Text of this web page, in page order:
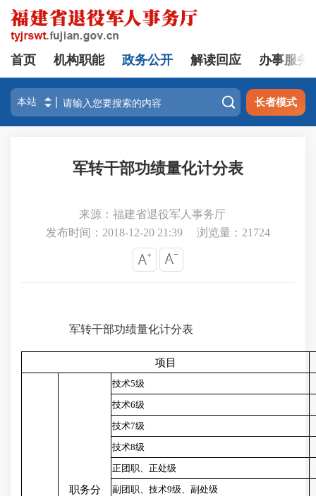
首页 机构职能 政务公开 解读回应 办事服务
 长者模式
军转干部功绩量化计分表
来源：福建省退役军人事务厅
发布时间：2018-12-20 21:39
浏览量： 21724
军转干部功绩量化计分表
项目
职务分
技术5级
技术6级
技术7级
技术8级
正团职、正处级
副团职、技术9级、副处级